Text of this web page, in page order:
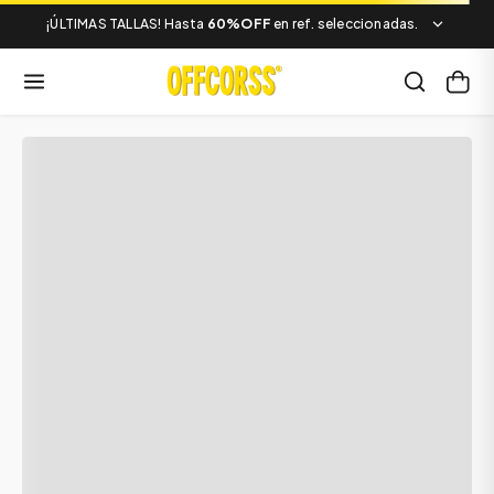
¡ÚLTIMAS TALLAS! Hasta 60%OFF en ref. seleccionadas.